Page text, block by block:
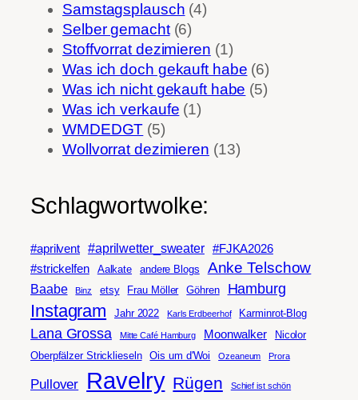
Samstagsplausch (4)
Selber gemacht(6)
Stoffvorrat dezimieren (1)
Was ich doch gekauft habe (6)
Was ich nicht gekauft habe (5)
Was ich verkaufe (1)
WMDEDGT (5)
Wollvorrat dezimieren (13)
Schlagwortwolke:
#aprilvent #aprilwetter_sweater
#FJKA2026
#strickelfen
Aalkate andere Blogs Anke Telschow
Baabe Binz etsy Frau Möller Göhren Hamburg
Instagram Jahr 2022 Karls Erdbeerhof Karminrot-Blog
Lana Grossa Mitte Café Hamburg Moonwalker
Nicolor
Oberpfälzer Stricklieseln
Ois um d'Woi Ozeaneum Prora
Pullover Ravelry Rügen Schief ist schön